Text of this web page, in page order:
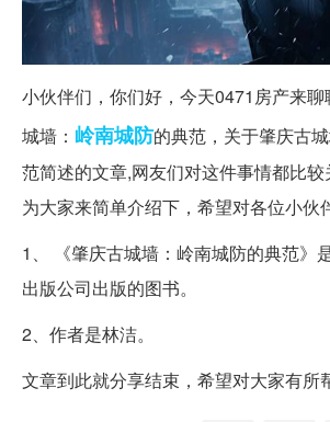
小伙伴们，你们好，今天0471房产来
城墙： 岭南城防的典范，关于肇庆古
范简述的文章,网友们对这件事情都比
为大家来简单介绍下，希望对各位小伙
1、 《肇庆古城墙：岭南城防的典范》
出版公司出版的图书。
2、作者是林洁。
文章到此就分享结束，希望对大家有所